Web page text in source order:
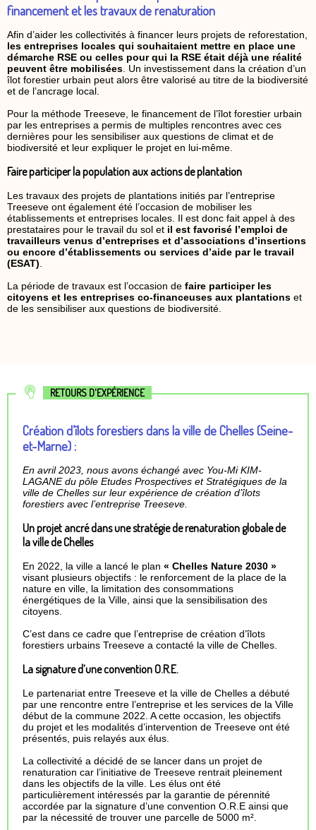
financement et les travaux de renaturation
Afin d’aider les collectivités à financer leurs projets de reforestation,
les entreprises locales qui souhaitaient mettre en place une
démarche RSE ou celles pour qui la RSE était déjà une réalité
peuvent être mobilisées . Un investissement dans la création d’un
îlot forestier urbain peut alors être valorisé au titre de la biodiversité
et de l’ancrage local.
Pour la méthode Treeseve, le financement de l’îlot forestier urbain
par les entreprises a permis de multiples rencontres avec ces
dernières pour les sensibiliser aux questions de climat et de
biodiversité et leur expliquer le projet en lui-même.
Faire participer la population aux actions de plantation
Les travaux des projets de plantations initiés par l’entreprise
Treeseve ont également été l’occasion de mobiliser les
établissements et entreprises locales. Il est donc fait appel à des
prestataires pour le travail du sol et il est favorisé l’emploi de
travailleurs venus d’entreprises et d’associations d’insertions
ou encore d’établissements ou services d’aide par le travail
(ESAT)
La période de travaux est l’occasion de faire participer les
citoyens et les entreprises co-financeuses aux plantations et
de les sensibiliser aux questions de biodiversité.
RETOURS D'EXPÉRIENCE
Création d’îlots forestiers dans la ville de Chelles (Seine-
et-Marne) :
En avril 2023, nous avons échangé avec You-Mi KIM-
LAGANE du pôle Etudes Prospectives et Stratégiques de la
ville de Chelles sur leur expérience de création d’îlots
forestiers avec l’entreprise Treeseve.
Un projet ancré dans une stratégie de renaturation globale de
la ville de Chelles
En 2022, la ville a lancé le plan « Chelles Nature 2030 »
visant plusieurs objectifs : le renforcement de la place de la
nature en ville, la limitation des consommations
énergétiques de la Ville, ainsi que la sensibilisation des
citoyens.
C’est dans ce cadre que l’entreprise de création d’îlots
forestiers urbains Treeseve a contacté la ville de Chelles.
La signature d’une convention O.R.E.
Le partenariat entre Treeseve et la ville de Chelles a débuté
par une rencontre entre l’entreprise et les services de la Ville
début de la commune 2022. A cette occasion, les objectifs
du projet et les modalités d’intervention de Treeseve ont été
présentés, puis relayés aux élus.
La collectivité a décidé de se lancer dans un projet de
renaturation car l’initiative de Treeseve rentrait pleinement
dans les objectifs de la ville. Les élus ont été
particulièrement intéressés par la garantie de pérennité
accordée par la signature d’une convention O.R.E ainsi que
par la nécessité de trouver une parcelle de 5000 m².